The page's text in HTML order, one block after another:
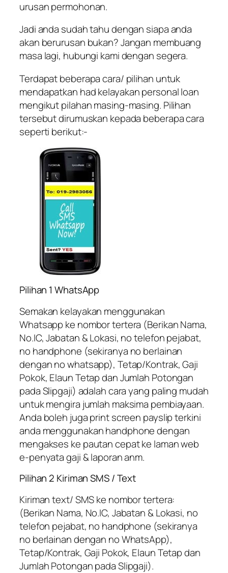
urusan permohonan.
Jadi anda sudah tahu dengan siapa anda
akan berurusan bukan? Jangan membuang
masa lagi, hubungi kami dengan segera.
Terdapat beberapa cara/ pilihan untuk
mendapatkan had kelayakan personal loan
mengikut pilahan masing-masing. Pilihan
tersebut dirumuskan kepada beberapa cara
seperti berikut:-
Pilihan 1 WhatsApp
Semakan kelayakan menggunakan
Whatsapp ke nombor tertera (Berikan Nama,
No.IC, Jabatan & Lokasi, no telefon pejabat,
no handphone (sekiranya no berlainan
dengan no whatsapp), Tetap/Kontrak, Gaji
Pokok, Elaun Tetap dan Jumlah Potongan
pada Slipgaji) adalah cara yang paling mudah
untuk mengira jumlah maksima pembiayaan.
Anda boleh juga print screen payslip terkini
anda menggunakan handphone dengan
mengakses ke pautan cepat ke laman web
e-penyata gaji & laporan anm.
Pilihan 2 Kiriman SMS / Text
Kiriman text/ SMS ke nombor tertera:
(Berikan Nama, No.IC, Jabatan & Lokasi, no
telefon pejabat, no handphone (sekiranya
no berlainan dengan no WhatsApp),
Tetap/Kontrak, Gaji Pokok, Elaun Tetap dan
Jumlah Potongan pada Slipgaji).